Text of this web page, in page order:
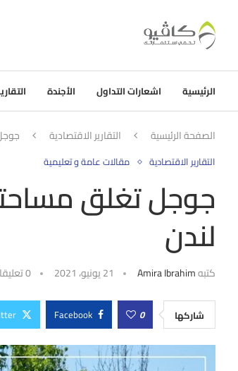
الرئيسية اشعارات التداول الأجندة
الصفحة الرئيسية التقارير الاقتصادية
التقارير الاقتصادية مقالات عامة و تعليمية
جوجل تغلق
لندن
كتبهAmira Ibrahim 21 يونيو، 2021 0 تعليقات
شاركها 0
Facebook